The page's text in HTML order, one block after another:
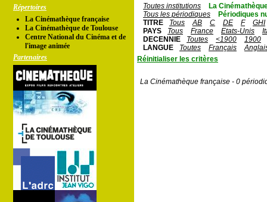
Répertoires
La Cinémathèque française
La Cinémathèque de Toulouse
Centre National du Cinéma et de
l'image animée
Partenaires
Toutes institutions
La
Tous les périodiques
Périodiques
TITRE
Tous AB C DE F
GHI
PAYS
Tous France Etats-Unis
DECENNIE
Toutes <1900
1900
LANGUE
Toutes Français
Réinitialiser les critères
La Cinémathèque française - 0